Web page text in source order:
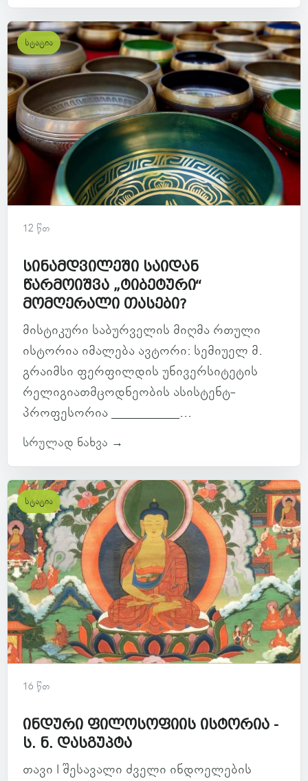
სტატია
12 წთ
სინამდვილეში საიდან
წარმოიშვა „ტიბეტური“
მომღერალი თასები?
მისტიკური საბურველის მიღმა რთული
ისტორია იმალება ავტორი: სემიუელ მ.
გრაიმსი ფერფილდის უნივერსიტეტის
რელიგიათმცოდნეობის ასისტენტ-
პროფესორია ___________...
სრულად ნახვა →
სტატია
16 წთ
ინდური ფილოსოფიის ისტორია -
ს. ნ. დასგუპტა
თავი I შესავალი ძველი ინდოელების